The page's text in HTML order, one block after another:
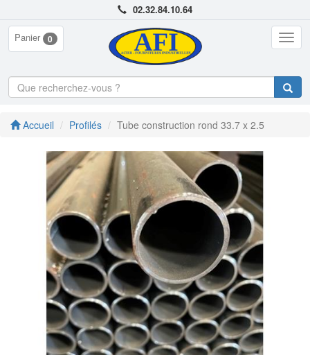
02.32.84.10.64
Panier 0
Accueil Profilés Tube construction rond 33.7 x 2.5